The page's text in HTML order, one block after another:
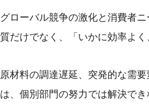
グローバル競争の激化と消費者
質だけでなく、「いかに効率よ
原材料の調達遅延、突発的な需
は、個別部門の努力では解決でき